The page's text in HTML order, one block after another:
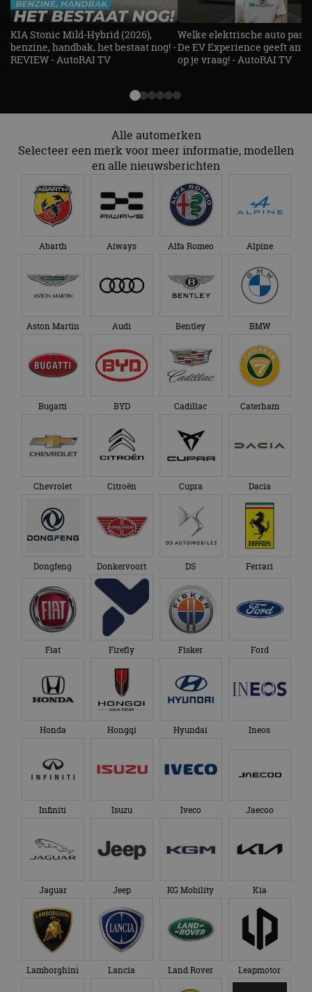
KIA Stonic Mild-Hybrid (2026),
benzine, handbak, het bestaat nog! -
REVIEW - AutoRAI TV
Welke elektrische auto past
De EV Experience geeft
op je vraag! - AutoRAI TV
Alle automerken
Selecteer een merk voor meer informatie, modellen
en alle nieuwsberichten
Abarth Aiways Alfa Romeo Alpine
Aston Martin Audi Bentley BMW
Bugatti BYD Cadillac Caterham
Chevrolet Citroën Cupra Dacia
Dongfeng Donkervoort DS Ferrari
Fiat Firefly Fisker Ford
Honda Hongqi Hyundai Ineos
Infiniti Isuzu Iveco Jaecoo
Jaguar Jeep KG Mobility Kia
Lamborghini Lancia Land Rover Leapmotor
om de sessiestatus
te behouden.
genoemde website
bezocht.